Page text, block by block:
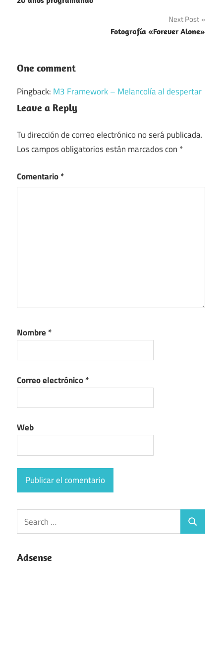
de
Next Post
Fotografía «Forever Alone»
One comment
Pingback: M3 Framework – Melancolía al despertar
Leave a Reply
Tu dirección de correo electrónico no será publicada.
Los campos obligatorios están marcados con *
Comentario*
Nombre *
Correo electrónico*
Web
Search
for:
Search
Adsense